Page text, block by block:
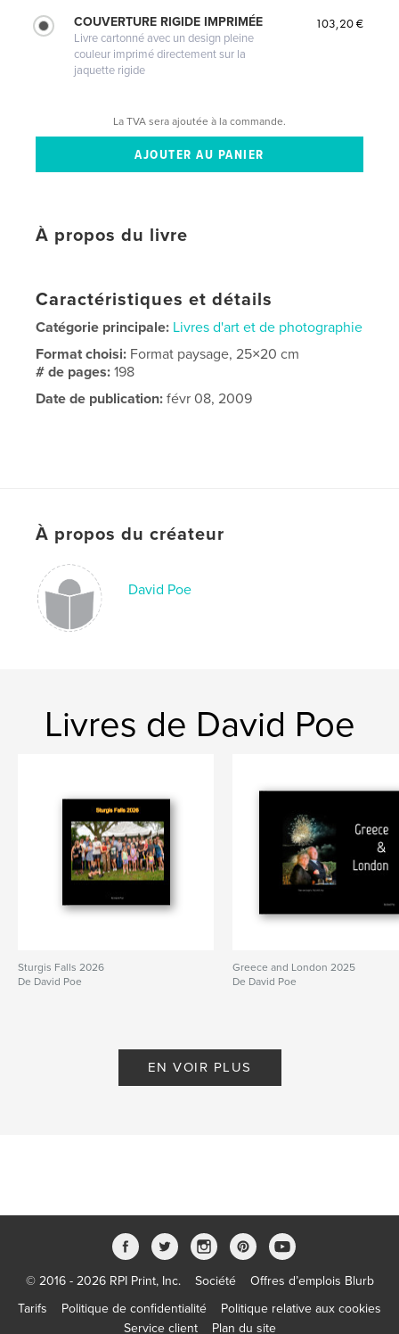
COUVERTURE RIGIDE IMPRIMÉE
Livre cartonné avec un design pleine
couleur imprimé directement sur la
jaquette rigide
103,20 €
La TVA sera ajoutée à la commande.
À propos du livre
Caractéristiques et détails
Catégorie principale: Livres d'art et de photographie
Format choisi: Format paysage, 25×20 cm
# de pages:198
Date de publication: févr 08, 2009
À propos du créateur
David Poe
Livres de David Poe
Sturgis Falls 2026
De David Poe
Greece and London 2025
De David Poe
EN VOIR PLUS
© 2016 - 2026 RPI Print, Inc. Société
Offres d’emplois Blurb
Tarifs
Politique de confidentialité
Politique relative aux cookies
Service client
Plan du site